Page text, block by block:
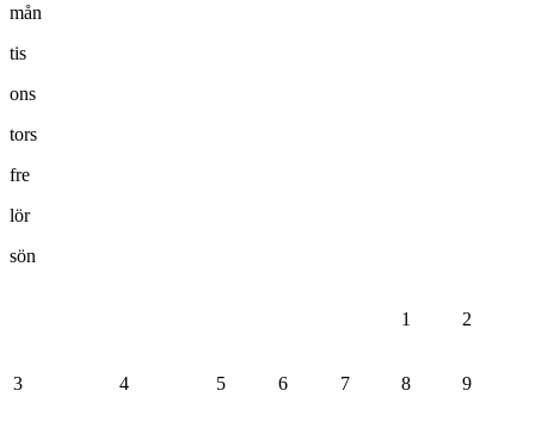
mån
tis
ons
tors
fre
lör
sön
1 2
3 4 5 6 7 8 9